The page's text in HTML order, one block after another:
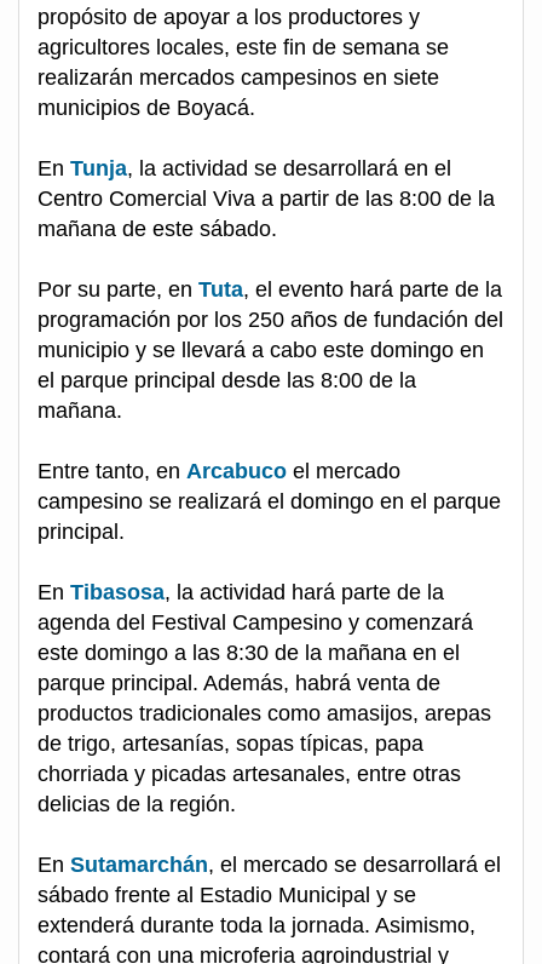
propósito de apoyar a los productores y
agricultores locales, este fin de semana se
realizarán mercados campesinos en siete
municipios de Boyacá.
En Tunja, la actividad se desarrollará en el
Centro Comercial Viva a partir de las 8:00 de la
mañana de este sábado.
Por su parte, en Tuta, el evento hará parte de la
programación por los 250 años de fundación del
municipio y se llevará a cabo este domingo en
el parque principal desde las 8:00 de la
mañana.
Entre tanto, en Arcabuco el mercado
campesino se realizará el domingo en el parque
principal.
En Tibasosa, la actividad hará parte de la
agenda del Festival Campesino y comenzará
este domingo a las 8:30 de la mañana en el
parque principal. Además, habrá venta de
productos tradicionales como amasijos, arepas
de trigo, artesanías, sopas típicas, papa
chorriada y picadas artesanales, entre otras
delicias de la región.
En Sutamarchán, el mercado se desarrollará el
sábado frente al Estadio Municipal y se
extenderá durante toda la jornada. Asimismo,
contará con una microferia agroindustrial y